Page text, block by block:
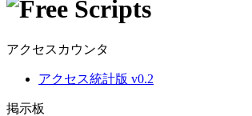
アクセスカウンタ
アクセス統計版 v0.2
掲示板